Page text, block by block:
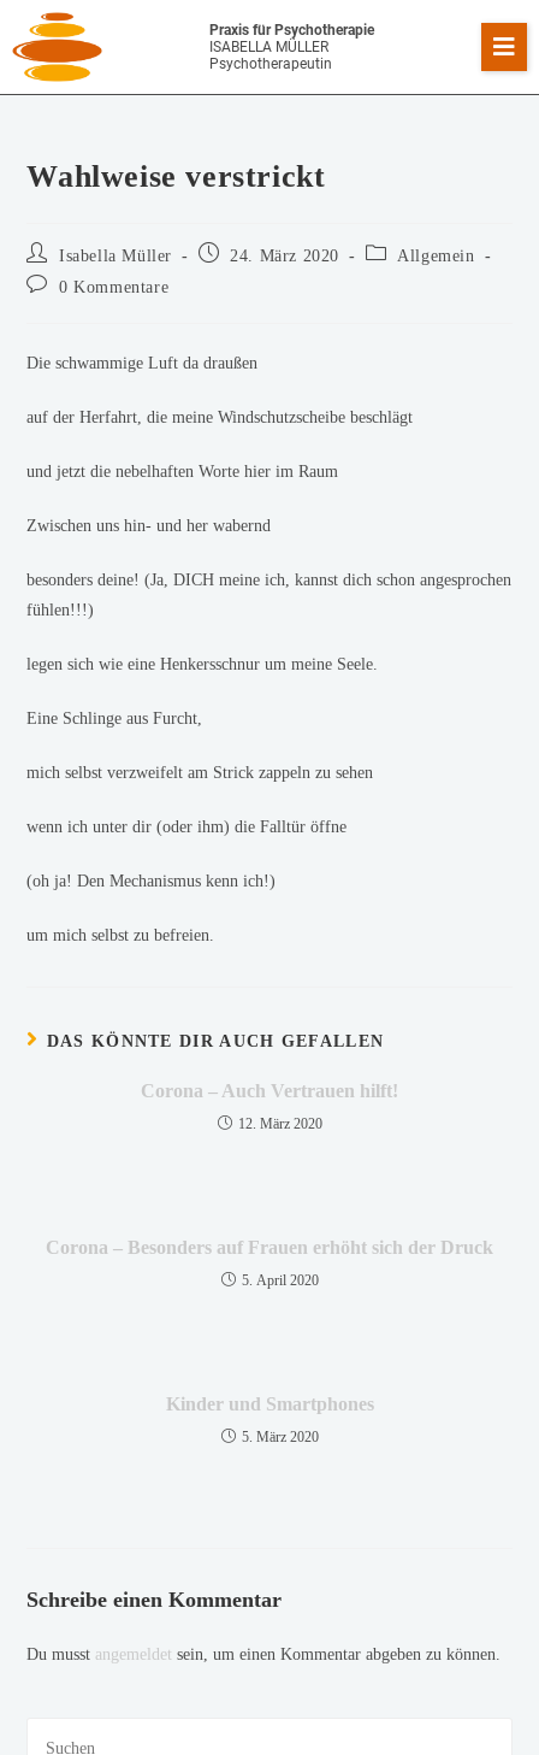
Praxis für Psychotherapie
ISABELLA MÜLLER
Psychotherapeutin
Wahlweise verstrickt
Isabella Müller 24. März 2020
Allgemein
0 Kommentare
Die schwammige Luft da draußen
auf der Herfahrt, die meine Windschutzscheibe beschlägt
und jetzt die nebelhaften Worte hier im Raum
Zwischen uns hin- und her wabernd
besonders deine! (Ja, DICH meine ich, kannst dich schon angesprochen
fühlen!!!)
legen sich wie eine Henkersschnur um meine Seele.
Eine Schlinge aus Furcht,
mich selbst verzweifelt am Strick zappeln zu sehen
wenn ich unter dir (oder ihm) die Falltür öffne
(oh ja! Den Mechanismus kenn ich!)
um mich selbst zu befreien.
DAS KÖNNTE DIR AUCH GEFALLEN
Corona – Auch Vertrauen hilft!
12. März 2020
Corona – Besonders auf Frauen erhöht sich der Druck
5. April 2020
Kinder und Smartphones
5. März 2020
Schreibe einen Kommentar
Du musst angemeldet sein, um einen Kommentar abgeben zu können.